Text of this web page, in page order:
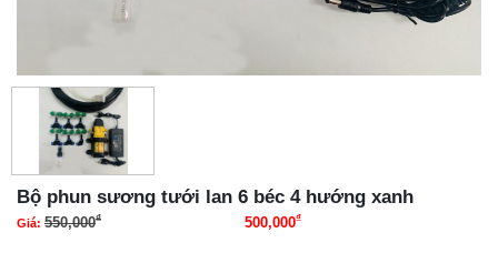
Bộ phun sương tưới lan 6 béc 4 hướng xanh
Giá: 550,000₫ 500,000₫Giá hiện tại là: 500,000₫.